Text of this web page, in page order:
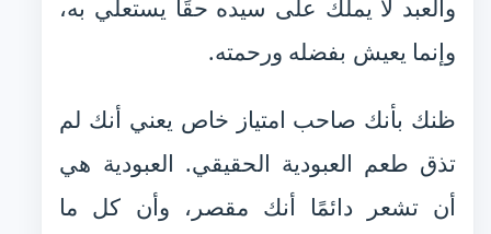
والعبد لا يملك على سيده حقًا يستعلي به،
وإنما يعيش بفضله ورحمته.
ظنك بأنك صاحب امتياز خاص يعني أنك لم
تذق طعم العبودية الحقيقي. العبودية هي
أن تشعر دائمًا أنك مقصر، وأن كل ما